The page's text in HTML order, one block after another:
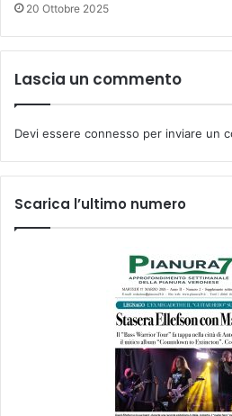
20 Ottobre 2025
Lascia un commento
Devi essere connesso per inviare un
Scarica l’ultimo numero